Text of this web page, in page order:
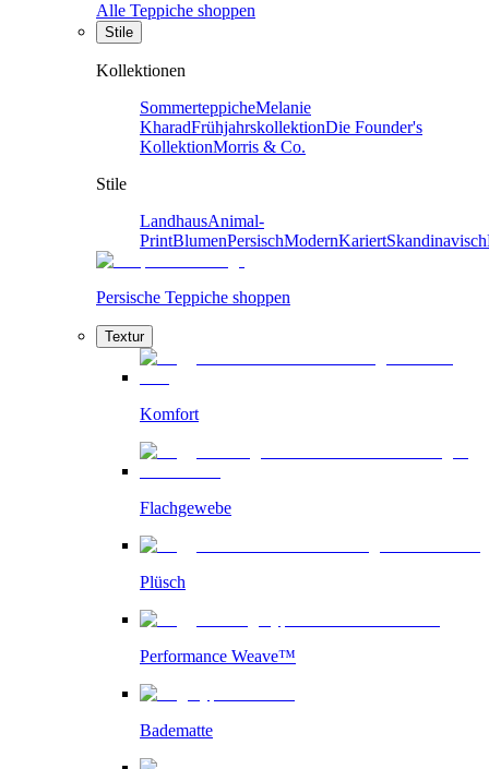
Alle Teppiche shoppen
Stile
Kollektionen
SommerteppicheMelanie
KharadFrühjahrskollektionDie Founder's
KollektionMorris & Co.
Stile
LandhausAnimal-
PrintBlumenPersischModernKariertSkandinavisch
Persische Teppiche shoppen
Textur
Komfort
Flachgewebe
Plüsch
Performance Weave™
Badematte